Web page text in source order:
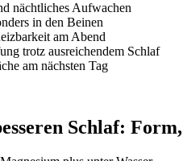
nächtliches Aufwachen
in den Beinen
am Abend
trotz ausreichendem Schlaf
am nächsten Tag
Schlaf: